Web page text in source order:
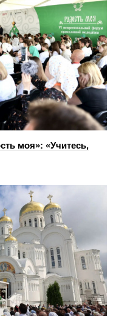
моя»: «Учитесь,